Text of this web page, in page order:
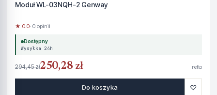
Moduł WL-03NQH-2 Genway
★ 0.0· 0 opinii
Dostępny
Wysyłka 24h
294,45 zł250,28 zł netto
Do koszyka ♡